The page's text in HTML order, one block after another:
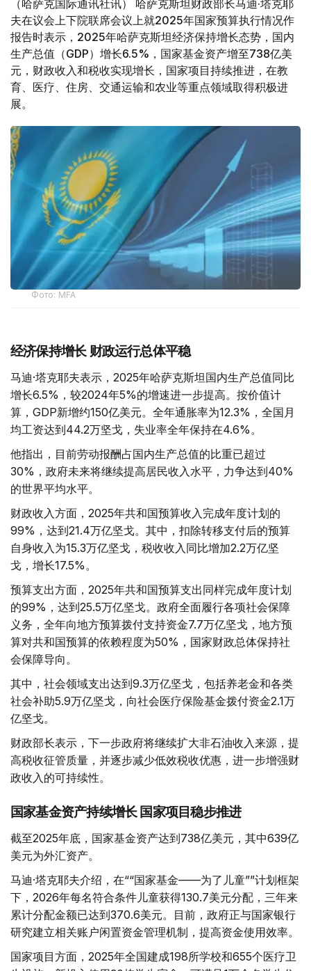
（哈萨克国际通讯社讯） 哈萨克斯坦财政部长马迪·塔克耶
夫在议会上下院联席会议上就2025年国家预算执行情况作
报告时表示，2025年哈萨克斯坦经济保持增长态势，国内
生产总值（GDP）增长6.5%，国家基金资产增至738亿美
元，财政收入和税收实现增长，国家项目持续推进，在教
育、医疗、住房、交通运输和农业等重点领域取得积极进
展。
Фото: MFA
经济保持增长 财政运行总体平稳
马迪·塔克耶夫表示，2025年哈萨克斯坦国内生产总值同比
增长6.5%，较2024年5%的增速进一步提高。按价值计
算，GDP新增约150亿美元。全年通胀率为12.3%，全国月
均工资达到44.2万坚戈，失业率全年保持在4.6%。
他指出，目前劳动报酬占国内生产总值的比重已超过
30%，政府未来将继续提高居民收入水平，力争达到40%
的世界平均水平。
财政收入方面，2025年共和国预算收入完成年度计划的
99%，达到21.4万亿坚戈。其中，扣除转移支付后的预算
自身收入为15.3万亿坚戈，税收收入同比增加2.2万亿坚
戈，增长17.5%。
预算支出方面，2025年共和国预算支出同样完成年度计划
的99%，达到25.5万亿坚戈。政府全面履行各项社会保障
义务，全年向地方预算拨付支持资金7.7万亿坚戈，地方预
算对共和国预算的依赖程度为50%，国家财政总体保持社
会保障导向。
其中，社会领域支出达到9.3万亿坚戈，包括养老金和各类
社会补助5.9万亿坚戈，向社会医疗保险基金拨付资金2.1万
亿坚戈。
财政部长表示，下一步政府将继续扩大非石油收入来源，提
高税收征管质量，并逐步减少低效税收优惠，进一步增强财
政收入的可持续性。
国家基金资产持续增长 国家项目稳步推进
截至2025年底，国家基金资产达到738亿美元，其中639亿
美元为外汇资产。
马迪·塔克耶夫介绍，在““国家基金——为了儿童””计划框架
下，2026年每名符合条件儿童获得130.7美元分配，三年来
累计分配金额已达到370.6美元。目前，政府正与国家银行
研究建立相关账户闲置资金管理机制，提高资金使用效率。
国家项目方面，2025年全国建成198所学校和655个医疗卫